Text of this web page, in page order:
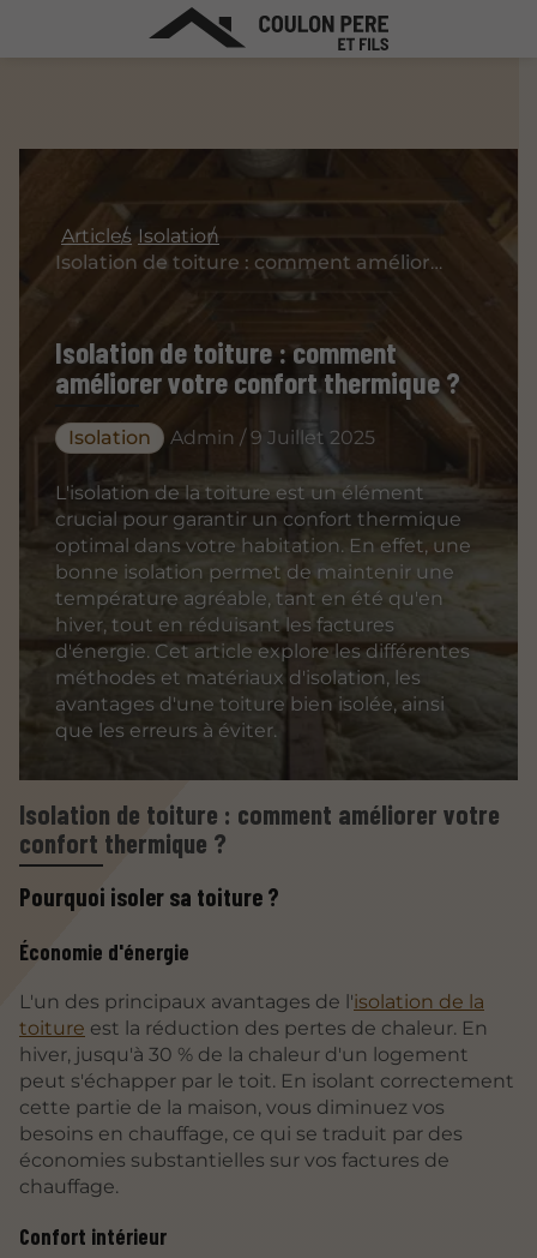
Articles Isolation
Isolation de toiture : comment améliorer votre confort thermique ?
Isolation de toiture : comment
améliorer votre confort thermique ?
Isolation Admin / 9 Juillet 2025
L'isolation de la toiture est un élément
crucial pour garantir un confort thermique
optimal dans votre habitation. En effet, une
bonne isolation permet de maintenir une
température agréable, tant en été qu'en
hiver, tout en réduisant les factures
d'énergie. Cet article explore les différentes
méthodes et matériaux d'isolation, les
avantages d'une toiture bien isolée, ainsi
que les erreurs à éviter.
Isolation de toiture : comment améliorer votre
confort thermique ?
Pourquoi isoler sa toiture ?
Économie d'énergie
L'un des principaux avantages de l'isolation de la
toiture est la réduction des pertes de chaleur. En
hiver, jusqu'à 30 % de la chaleur d'un logement
peut s'échapper par le toit. En isolant correctement
cette partie de la maison, vous diminuez vos
besoins en chauffage, ce qui se traduit par des
économies substantielles sur vos factures de
chauffage.
Confort intérieur